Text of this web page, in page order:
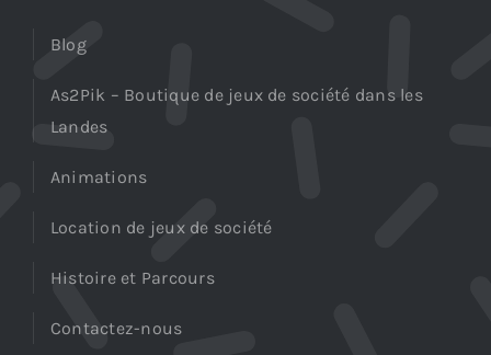
Blog
As2Pik – Boutique de jeux de société dans les
Landes
Animations
Location de jeux de société
Histoire et Parcours
Contactez-nous